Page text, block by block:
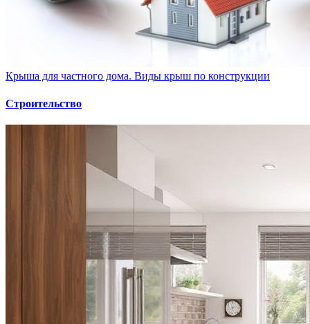
Крыша для частного дома. Виды крыш по конструкции
Строительство